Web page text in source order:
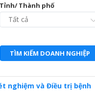
Tỉnh/ Thành phố
TÌM KIẾM DOANH NGHIỆP
nghiệm và Điều trị bệnh